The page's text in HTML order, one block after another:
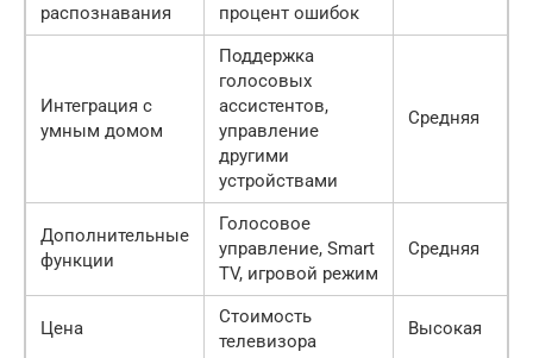
распознавания
процент ошибок
Интеграция с
умным домом
Поддержка
голосовых
ассистентов,
управление
другими
устройствами
Средняя
Дополнительные
функции
Голосовое
управление, Smart
TV, игровой режим
Средняя
Цена
Стоимость
телевизора
Высокая